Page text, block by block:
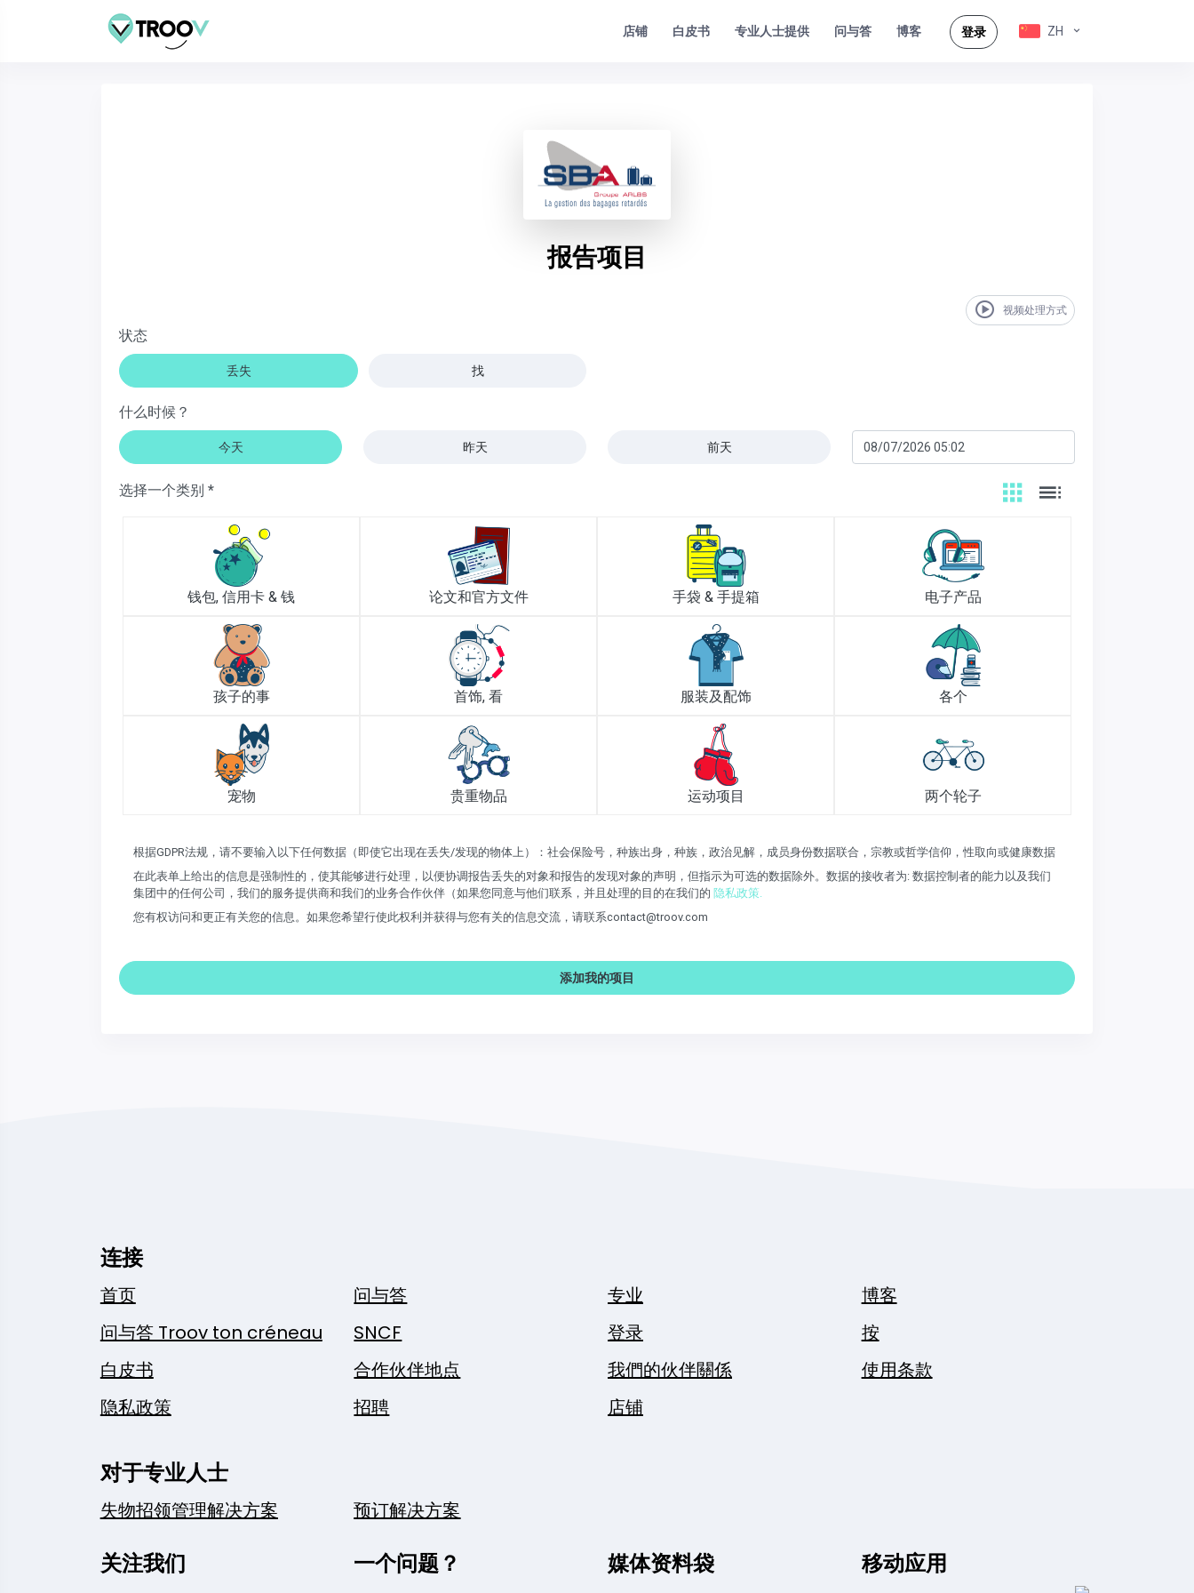
店铺 白皮书 专业人士提供 问与答 博客 登录 ZH
报告项目
视频处理方式
状态
丢失 找
什么时候？
今天 昨天 前天
选择一个类别 *
钱包, 信用卡 & 钱 论文和官方文件 手袋 & 手提箱 电子产品
孩子的事 首饰, 看 服装及配饰 各个
宠物 贵重物品 运动项目 两个轮子
根据GDPR法规，请不要输入以下任何数据（即使它出现在丢失/发现的物体上）：社会保险号，种族出身，种族，政治见解，成员身份数据联合，宗教或哲学信仰，性取向或健康数据
在此表单上给出的信息是强制性的，使其能够进行处理，以便协调报告丢失的对象和报告的发现对象的声明，但指示为可选的数据除外。数据的接收者为: 数据控制者的能力以及我们
集团中的任何公司，我们的服务提供商和我们的业务合作伙伴（如果您同意与他们联系，并且处理的目的在我们的 隐私政策.
您有权访问和更正有关您的信息。如果您希望行使此权利并获得与您有关的信息交流，请联系contact@troov.com
添加我的项目
连接
首页 问与答 专业
博客
问与答 Troov ton créneau
SNCF 登录
按
白皮书
合作伙伴地点 我們的伙伴關係
使用条款
隐私政策
招聘 店铺
对于专业人士
失物招领管理解决方案 预订解决方案
关注我们 一个问题？ 媒体资料袋 移动应用